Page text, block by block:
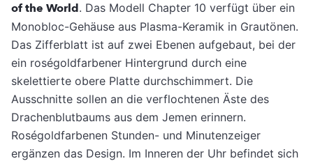
of the World. Das Modell Chapter 10 verfügt über ein
Monobloc-Gehäuse aus Plasma-Keramik in Grautönen.
Das Zifferblatt ist auf zwei Ebenen aufgebaut, bei der
ein roségoldfarbener Hintergrund durch eine
skelettierte obere Platte durchschimmert. Die
Ausschnitte sollen an die verflochtenen Äste des
Drachenblutbaums aus dem Jemen erinnern.
Roségoldfarbenen Stunden- und Minutenzeiger
ergänzen das Design. Im Inneren der Uhr befindet sich